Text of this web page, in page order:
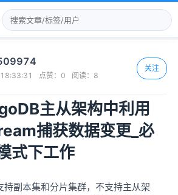
点赞： 0 阅读： 8
关注
主从架构中利用
捕获数据变更_必
式下工作
副本集和分片集群，不支持主从架